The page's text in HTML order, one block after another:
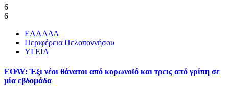
6
6
ΕΛΛΑΔΑ
Περιφέρεια Πελοποννήσου
ΥΓΕΙΑ
ΕΟΔΥ: Έξι νέοι θάνατοι από κορωνοϊό και τρεις από γρίπη σε
μία εβδομάδα